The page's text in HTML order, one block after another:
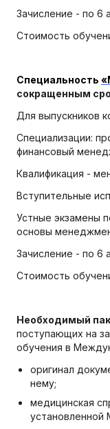
Зачисление - по 6
Стоимость
Специальность
сокращенным
Для выпускников
Специализации:
финансовый
Квалификация -
Вступительные
Устные экзамены
основы
Зачисление - по 6
Стоимость
Необходимый
поступающих на
обучения в
оригинал
нему;
медицинская
установленной